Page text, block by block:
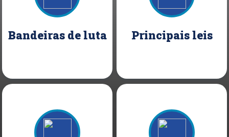
Bandeiras de luta Principais leis